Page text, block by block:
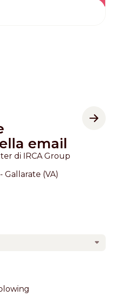
email
di IRCA Group
Gallarate (VA)